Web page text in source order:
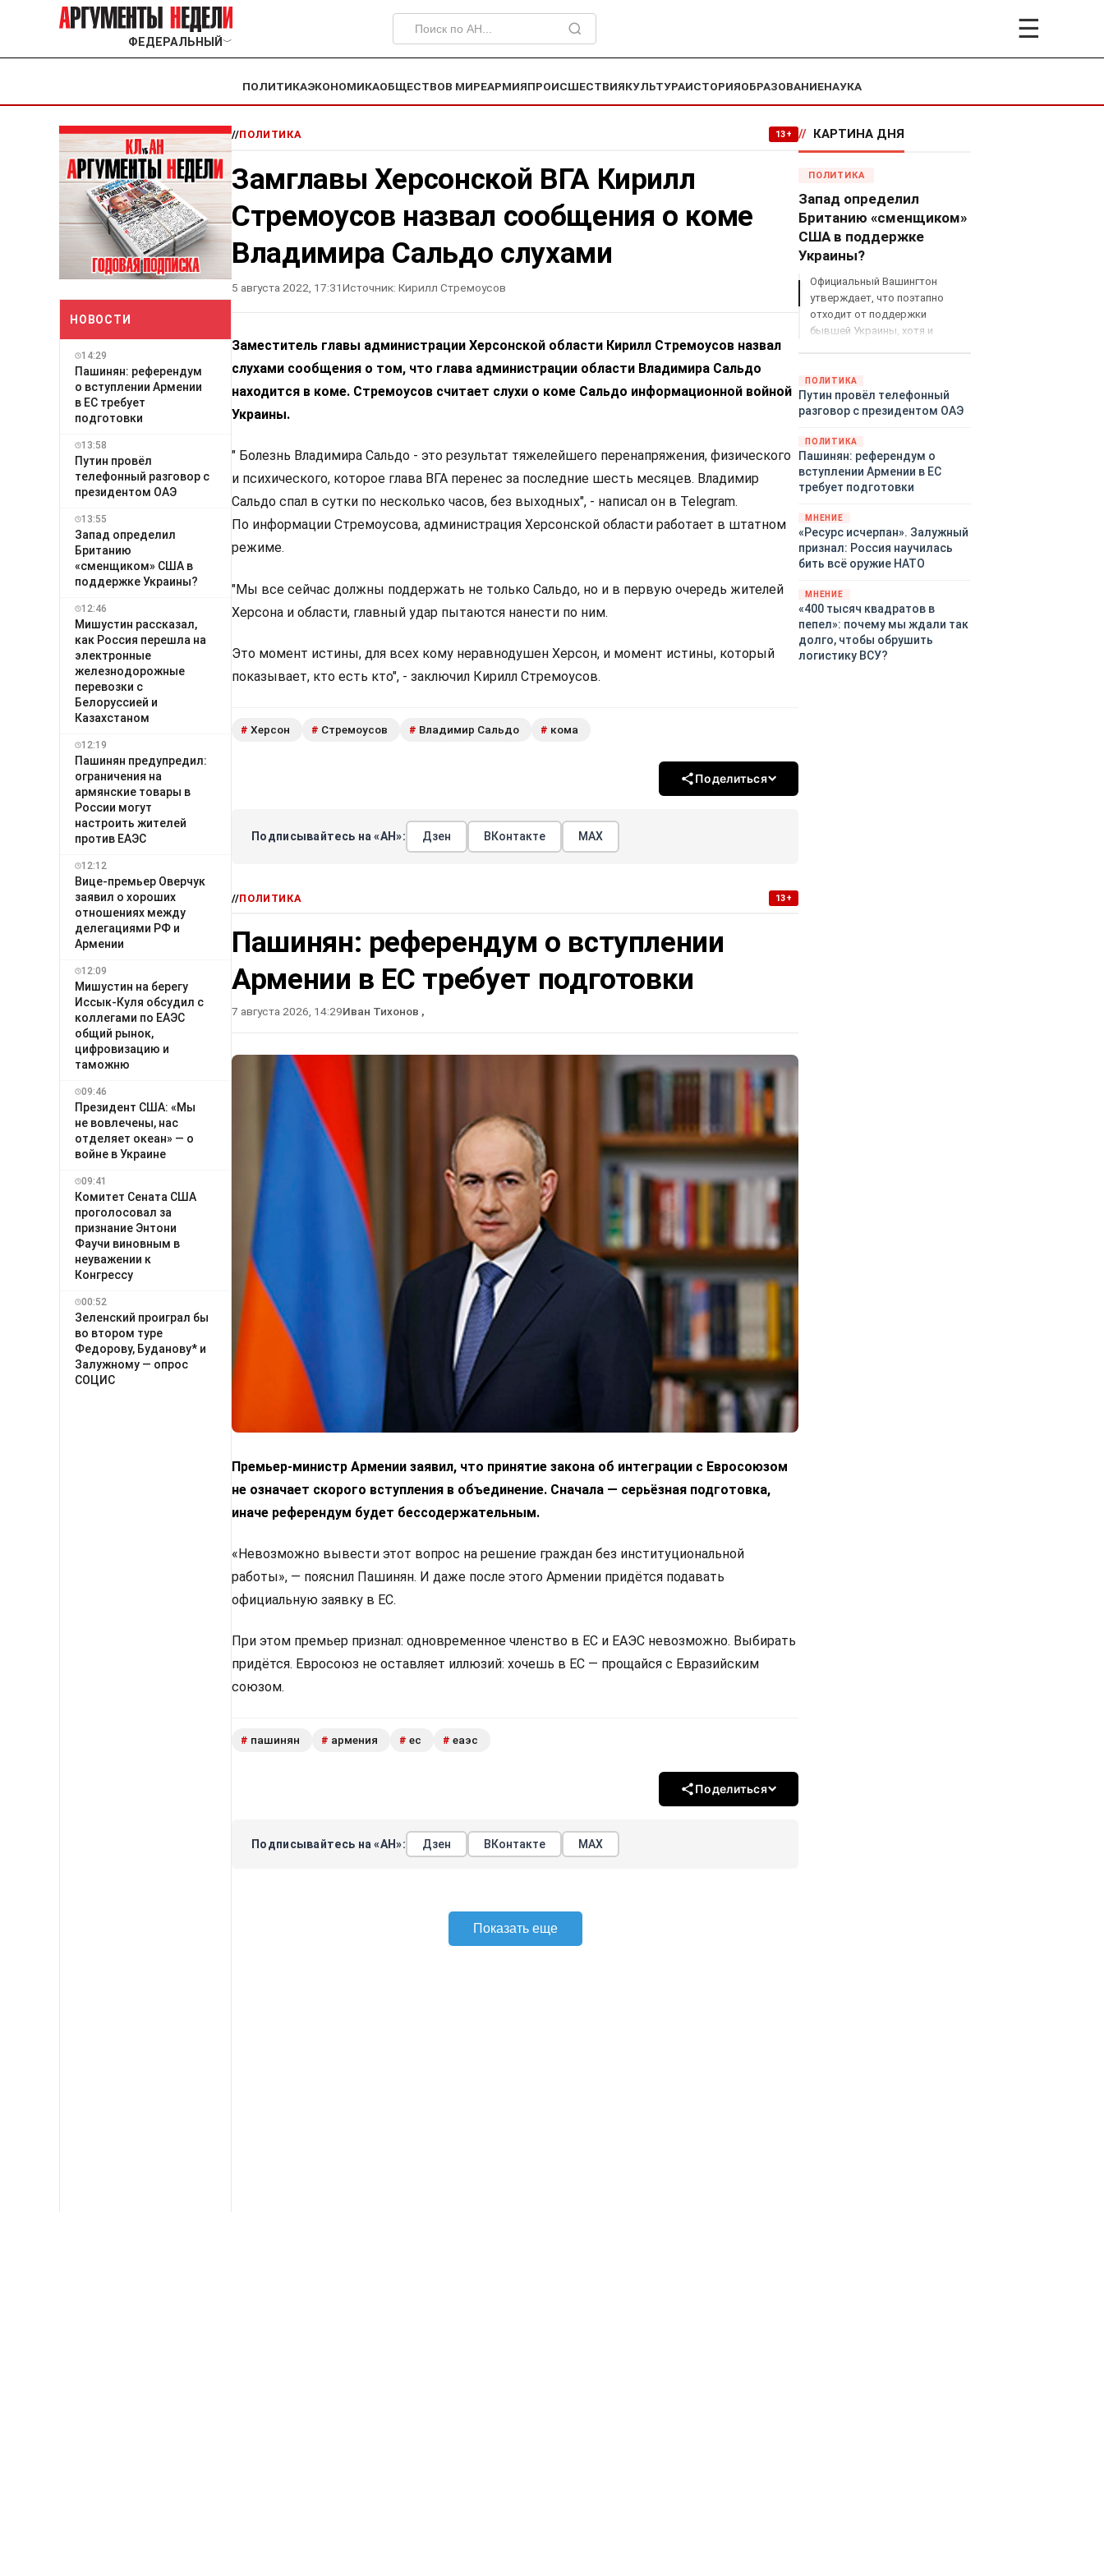
ФЕДЕРАЛЬНЫЙ ﹀ ☰
ПОЛИТИКАЭКОНОМИКАОБЩЕСТВОВ МИРЕАРМИЯПРОИСШЕСТВИЯКУЛЬТУРАИСТОРИЯОБРАЗОВАНИЕНАУКА
НОВОСТИ
14:29
Пашинян: референдум
о вступлении Армении
в ЕС требует
подготовки
13:58
Путин провёл
телефонный разговор с
президентом ОАЭ
13:55
Запад определил
Британию
«сменщиком» США в
поддержке Украины?
12:46
Мишустин рассказал,
как Россия перешла на
электронные
железнодорожные
перевозки с
Белоруссией и
Казахстаном
12:19
Пашинян предупредил:
ограничения на
армянские товары в
России могут
настроить жителей
против ЕАЭС
12:12
Вице-премьер Оверчук
заявил о хороших
отношениях между
делегациями РФ и
Армении
12:09
Мишустин на берегу
Иссык-Куля обсудил с
коллегами по ЕАЭС
общий рынок,
цифровизацию и
таможню
09:46
Президент США: «Мы
не вовлечены, нас
отделяет океан» — о
войне в Украине
09:41
Комитет Сената США
проголосовал за
признание Энтони
Фаучи виновным в
неуважении к
Конгрессу
00:52
Зеленский проиграл бы
во втором туре
Федорову, Буданову* и
Залужному — опрос
СОЦИС
//ПОЛИТИКА 13+
Замглавы Херсонской ВГА Кирилл
Стремоусов назвал сообщения о коме
Владимира Сальдо слухами
5 августа 2022, 17:31Источник: Кирилл Стремоусов
Заместитель главы администрации Херсонской области Кирилл Стремоусов назвал
слухами сообщения о том, что глава администрации области Владимира Сальдо
находится в коме. Стремоусов считает слухи о коме Сальдо информационной войной
Украины.
" Болезнь Владимира Сальдо - это результат тяжелейшего перенапряжения, физического
и психического, которое глава ВГА перенес за последние шесть месяцев. Владимир
Сальдо спал в сутки по несколько часов, без выходных", - написал он в Telegram.
По информации Стремоусова, администрация Херсонской области работает в штатном
режиме.
"Мы все сейчас должны поддержать не только Сальдо, но и в первую очередь жителей
Херсона и области, главный удар пытаются нанести по ним.
Это момент истины, для всех кому неравнодушен Херсон, и момент истины, который
показывает, кто есть кто", - заключил Кирилл Стремоусов.
# Херсон # Стремоусов # Владимир Сальдо # кома
Поделиться
Подписывайтесь на «АН»: Дзен ВКонтакте МАХ
//ПОЛИТИКА 13+
Пашинян: референдум о вступлении
Армении в ЕС требует подготовки
7 августа 2026, 14:29Иван Тихонов ,
Премьер-министр Армении заявил, что принятие закона об интеграции с Евросоюзом
не означает скорого вступления в объединение. Сначала — серьёзная подготовка,
иначе референдум будет бессодержательным.
«Невозможно вывести этот вопрос на решение граждан без институциональной
работы», — пояснил Пашинян. И даже после этого Армении придётся подавать
официальную заявку в ЕС.
При этом премьер признал: одновременное членство в ЕС и ЕАЭС невозможно. Выбирать
придётся. Евросоюз не оставляет иллюзий: хочешь в ЕС — прощайся с Евразийским
союзом.
# пашинян # армения # ес # еаэс
Поделиться
Подписывайтесь на «АН»: Дзен ВКонтакте МАХ
Показать еще
// КАРТИНА ДНЯ
ПОЛИТИКА
Запад определил
Британию «сменщиком»
США в поддержке
Украины?
Официальный Вашингтон
утверждает, что поэтапно
отходит от поддержки
бывшей Украины, хотя и
закупленное ранее оружие.
Также американская
администрация скидывает на
киевского режима оружием,
которое стремится продавать
всем новым снабженцам.
Однако часто возникают
предположения о возможном
«сменщике» американцев на
этом позорном посту.
Рассмотрим, кто же рвётся на
ПОЛИТИКА
Путин провёл телефонный
разговор с президентом ОАЭ
ПОЛИТИКА
Пашинян: референдум о
вступлении Армении в ЕС
требует подготовки
МНЕНИЕ
«Ресурс исчерпан». Залужный
признал: Россия научилась
бить всё оружие НАТО
МНЕНИЕ
«400 тысяч квадратов в
пепел»: почему мы ждали так
долго, чтобы обрушить
логистику ВСУ?